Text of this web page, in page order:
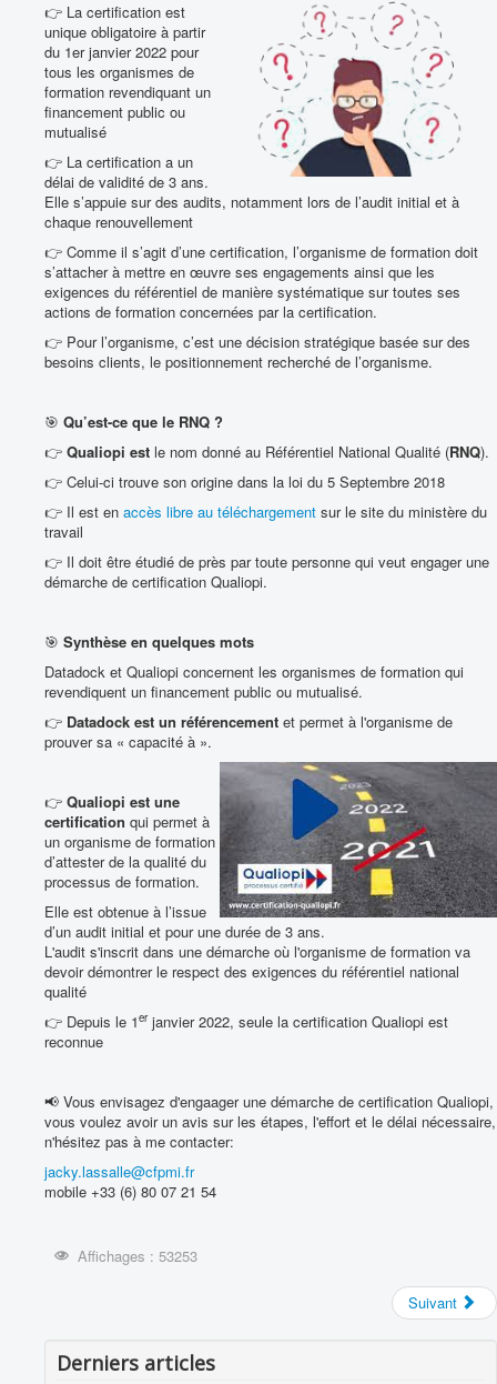
👉 La certification est
unique obligatoire à partir
du 1er janvier 2022 pour
tous les organismes de
formation revendiquant un
financement public ou
mutualisé
👉 La certification a un
délai de validité de 3 ans.
Elle s’appuie sur des audits, notamment lors de l’audit initial et à
chaque renouvellement
👉 Comme il s’agit d’une certification, l’organisme de formation doit
s’attacher à mettre en œuvre ses engagements ainsi que les
exigences du référentiel de manière systématique sur toutes ses
actions de formation concernées par la certification.
👉 Pour l’organisme, c’est une décision stratégique basée sur des
besoins clients, le positionnement recherché de l’organisme.
🎯 Qu’est-ce que le RNQ ?
👉 Qualiopi est le nom donné au Référentiel National Qualité (RNQ).
👉 Celui-ci trouve son origine dans la loi du 5 Septembre 2018
👉 Il est en accès libre au téléchargement sur le site du ministère du
travail
👉 Il doit être étudié de près par toute personne qui veut engager une
démarche de certification Qualiopi.
🎯 Synthèse en quelques mots
Datadock et Qualiopi concernent les organismes de formation qui
revendiquent un financement public ou mutualisé.
👉 Datadock est un référencement et permet à l'organisme de
prouver sa « capacité à ».
👉 Qualiopi est une
certification qui permet à
un organisme de formation
d’attester de la qualité du
processus de formation.
Elle est obtenue à l’issue
d’un audit initial et pour une durée de 3 ans.
L'audit s'inscrit dans une démarche où l'organisme de formation va
devoir démontrer le respect des exigences du référentiel national
qualité
👉 Depuis le 1er janvier 2022, seule la certification Qualiopi est
reconnue
📢 Vous envisagez d'engaager une démarche de certification Qualiopi,
vous voulez avoir un avis sur les étapes, l'effort et le délai nécessaire,
n'hésitez pas à me contacter:
jacky.lassalle@cfpmi.fr
mobile +33 (6) 80 07 21 54
Affichages : 53253
Suivant
Derniers articles